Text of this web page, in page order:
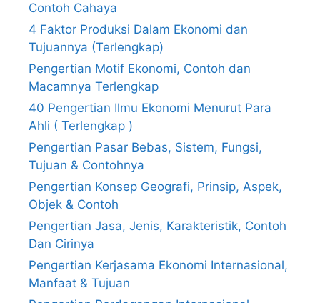
Contoh Cahaya
4 Faktor Produksi Dalam Ekonomi dan
Tujuannya (Terlengkap)
Pengertian Motif Ekonomi, Contoh dan
Macamnya Terlengkap
40 Pengertian Ilmu Ekonomi Menurut Para
Ahli ( Terlengkap )
Pengertian Pasar Bebas, Sistem, Fungsi,
Tujuan & Contohnya
Pengertian Konsep Geografi, Prinsip, Aspek,
Objek & Contoh
Pengertian Jasa, Jenis, Karakteristik, Contoh
Dan Cirinya
Pengertian Kerjasama Ekonomi Internasional,
Manfaat & Tujuan